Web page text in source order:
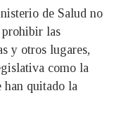
de Salud no
prohibir las
y otros lugares,
como la
han quitado la